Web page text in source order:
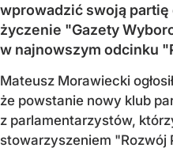
wprowadzić swoją partię
życzenie "Gazety
w najnowszym odcinku
Mateusz Morawiecki
że powstanie nowy klub
z parlamentarzystów,
stowarzyszeniem "Rozwój